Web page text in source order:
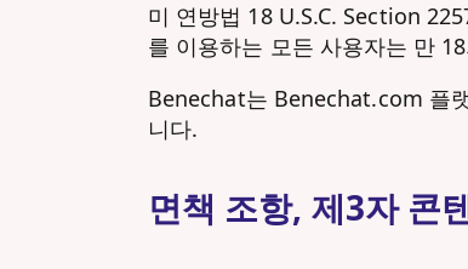
미 연방법 18 U.S.C. Section
를 이용하는 모든 사용자는 만
Benechat는 Benechat.com 플
니다.
면책 조항, 제3자 콘